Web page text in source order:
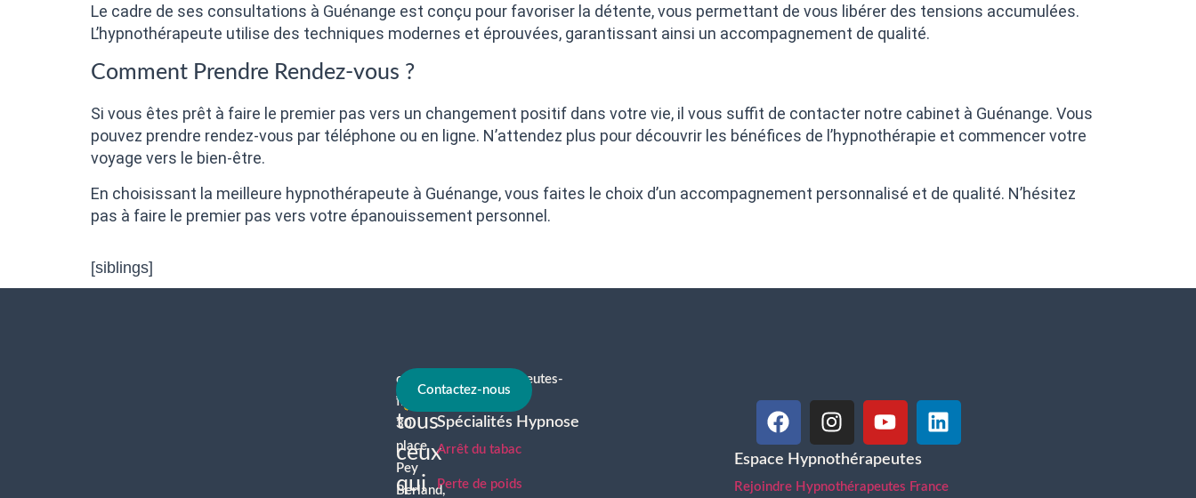
Le cadre de ses consultations à Guénange est conçu pour favoriser la détente, vous permettant de vous libérer des tensions accumulées.
L’hypnothérapeute utilise des techniques modernes et éprouvées, garantissant ainsi un accompagnement de qualité.
Comment Prendre Rendez-vous ?
Si vous êtes prêt à faire le premier pas vers un changement positif dans votre vie, il vous suffit de contacter notre cabinet à Guénange. Vous
pouvez prendre rendez-vous par téléphone ou en ligne. N’attendez plus pour découvrir les bénéfices de l’hypnothérapie et commencer votre
voyage vers le bien-être.
En choisissant la meilleure hypnothérapeute à Guénange, vous faites le choix d’un accompagnement personnalisé et de qualité. N’hésitez
pas à faire le premier pas vers votre épanouissement personnel.
[siblings]
À
tous
ceux
qui
contact@hypnotherapeutes-
france.com
30
place
Pey
Berland,
Contactez-nous
Spécialités Hypnose
Arrêt du tabac
Perte de poids
Espace Hypnothérapeutes
Rejoindre Hypnothérapeutes France